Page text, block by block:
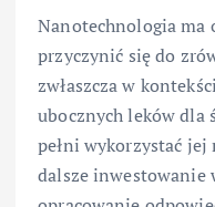
Nanotechnologia ma
przyczynić się do
zwłaszcza w
ubocznych leków dla
pełni wykorzystać
dalsze inwestowanie